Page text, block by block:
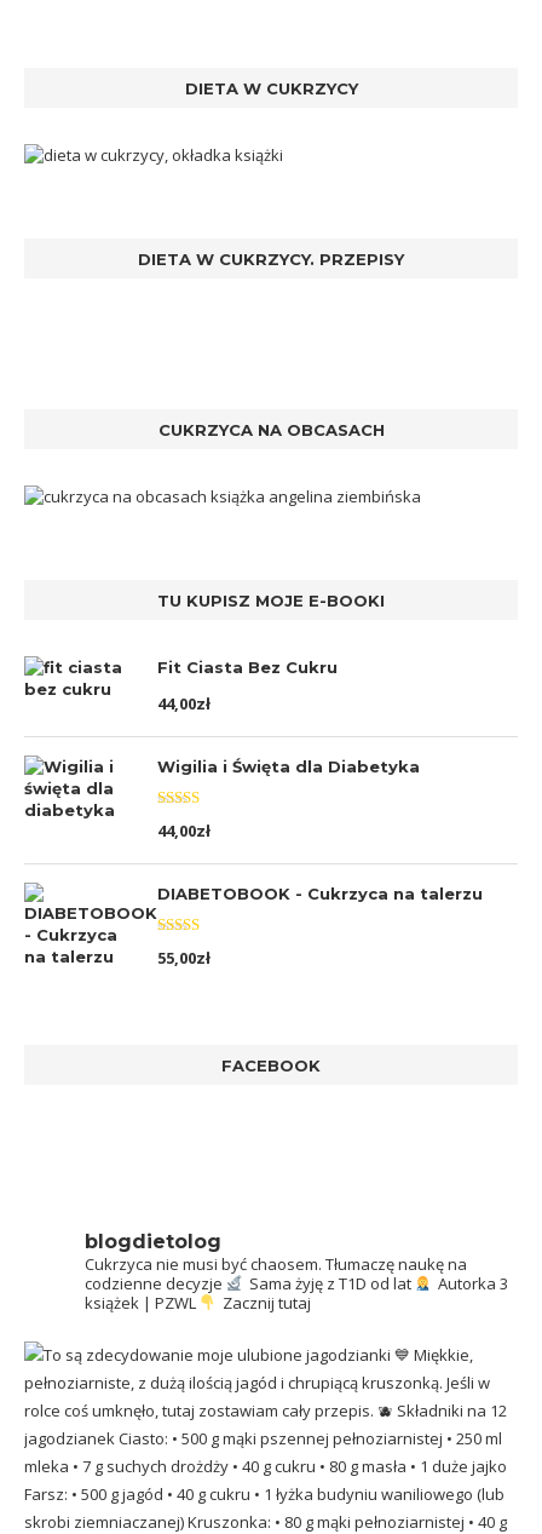
DIETA W CUKRZYCY
DIETA W CUKRZYCY. PRZEPISY
CUKRZYCA NA OBCASACH
TU KUPISZ MOJE E-BOOKI
Fit Ciasta Bez Cukru
44,00zł
Wigilia i Święta dla Diabetyka
Oceniono
5.00na 5
44,00zł
DIABETOBOOK - Cukrzyca na talerzu
Oceniono
5.00na 5
55,00zł
FACEBOOK
blogdietolog
Cukrzyca nie musi być chaosem. Tłumaczę naukę na
codzienne decyzje
Sama żyję z T1D od lat
Autorka 3
książek | PZWL
Zacznij tutaj